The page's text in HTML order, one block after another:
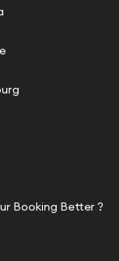
Booking Better ?